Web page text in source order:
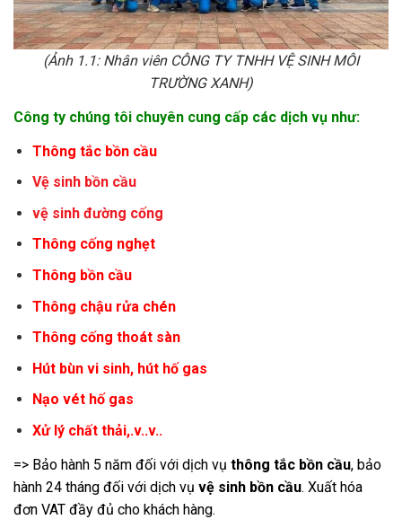
(Ảnh 1.1: Nhân viên CÔNG TY TNHH VỆ SINH MÔI
TRƯỜNG XANH)
Công ty chúng tôi chuyên cung cấp các dịch vụ như:
Thông tắc bồn cầu
Vệ sinh bồn cầu
vệ sinh đường cống
Thông cống nghẹt
Thông bồn cầu
Thông chậu rửa chén
Thông cống thoát sàn
Hút bùn vi sinh, hút hố gas
Nạo vét hố gas
Xử lý chất thải,.v..v..
=> Bảo hành 5 năm đối với dịch vụ thông tắc bồn cầu, bảo
hành 24 tháng đối với dịch vụ vệ sinh bồn cầu. Xuất hóa
đơn VAT đầy đủ cho khách hàng.